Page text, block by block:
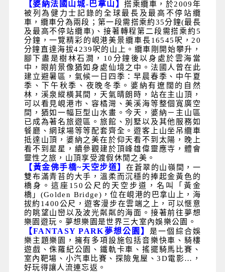
【婆納法國山城- 巴拿山】搭乘纜車，於2009年
被列為健力士記錄的全球最長及最高不停站纜
車，纜車分為兩段；第一段需搭乘約35分鐘(最長
及最高不停站纜車) 、接著轉程第二段需搭乘約5
分鐘，一覽精彩的峴港美景纜車長16545 呎， 20
分鐘直達海拔4239 呎的山上。纜車剛開始攀升，
腳下盡是樹林石澗， 10 分鐘後以身處於雲海當
中，眼前景像猶如身處仙境之中。法國人曾在此
建立避暑區，氣候一日四季：早晨春季、中午夏
季、下午秋季、夜晚冬季。婆納有遼闊的自然
林，溪泉縱橫其間，天氣晴朗時，站在主山頂，
可以看見峴港市、容橘灣、美溪海等整個寬廣空
間，猶如一幅巨型山水畫。今天，婆納－主山區
已成為著名旅遊區。旅館、別墅以及其他服務如
餐廳、網球場等等配套齊全。遊客上山坐吊纜車
抵達山頂，婆納之美在於仰天看不到太陽，晚上
看不到星星，續參觀建於頂峰雄偉靈應寺，體會
靈性之旅，山頂享受渡假休閒之美。
【黃金佛手橋~天空步道】在蒼翠的山嶺間，一
雙布滿青苔的大手，溫柔而沉穩的捧起金黃色的
橋身。這座 150 公尺的天空步道，名叫「黃金
橋」 (Golden Bridge) ，位在峴港的巴拿山上，海
拔約 1400公尺，遊客漫步在雲端之上，可以愜意
的眺望山巒以及波光粼粼的海面。接著前往夢想
樂園遊玩。夢想樂園是世界三大室內娛樂公園。
【FANTASY PARK 夢想公園】是一個綜合娛
樂主題樂園，擁有多項設施包括音樂快車、騎樓
遊戲、侏羅紀公園、鐵軌卡車、搖擺騎馬比賽、
室內靶場、小汽車比賽、探險鬼屋、3D電影… ，
好玩得讓人流連忘返。